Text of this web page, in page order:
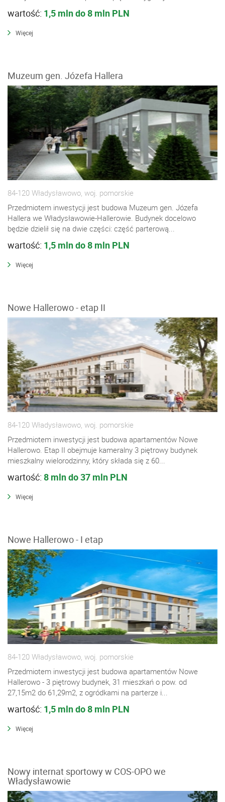
wartość: 1,5 mln do 8 mln PLN
Więcej
Muzeum gen. Józefa Hallera
84-120 Władysławowo, woj. pomorskie
Przedmiotem inwestycji jest budowa Muzeum gen. Józefa
Hallera we Władysławowie-Hallerowie. Budynek docelowo
będzie dzielił się na dwie części: część parterową...
wartość: 1,5 mln do 8 mln PLN
Więcej
Nowe Hallerowo - etap II
84-120 Władysławowo, woj. pomorskie
Przedmiotem inwestycji jest budowa apartamentów Nowe
Hallerowo. Etap II obejmuje kameralny 3 piętrowy budynek
mieszkalny wielorodzinny, który składa się z 60...
wartość: 8 mln do 37 mln PLN
Więcej
Nowe Hallerowo - I etap
84-120 Władysławowo, woj. pomorskie
Przedmiotem inwestycji jest budowa apartamentów Nowe
Hallerowo - 3 piętrowy budynek, 31 mieszkań o pow. od
27,15m2 do 61,29m2, z ogródkami na parterze i...
wartość: 1,5 mln do 8 mln PLN
Więcej
Nowy internat sportowy w COS-OPO we
Władysławowie